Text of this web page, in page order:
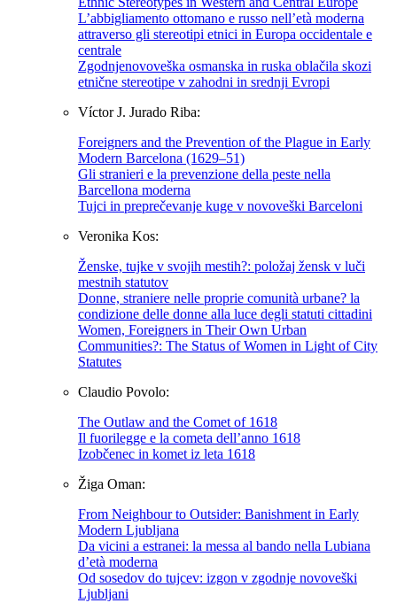
L’abbigliamento ottomano e russo nell’età moderna
attraverso gli stereotipi etnici in Europa occidentale e
centrale
Zgodnjenovoveška osmanska in ruska oblačila skozi
etnične stereotipe v zahodni in srednji Evropi
Víctor J. Jurado Riba:
Foreigners and the Prevention of the Plague in Early
Modern Barcelona (1629–51)
Gli stranieri e la prevenzione della peste nella
Barcellona moderna
Tujci in preprečevanje kuge v novoveški Barceloni
Veronika Kos:
Ženske, tujke v svojih mestih?: položaj žensk v luči
mestnih statutov
Donne, straniere nelle proprie comunità urbane? la
condizione delle donne alla luce degli statuti cittadini
Women, Foreigners in Their Own Urban
Communities?: The Status of Women in Light of City
Statutes
Claudio Povolo:
The Outlaw and the Comet of 1618
Il fuorilegge e la cometa dell’anno 1618
Izobčenec in komet iz leta 1618
Žiga Oman:
From Neighbour to Outsider: Banishment in Early
Modern Ljubljana
Da vicini a estranei: la messa al bando nella Lubiana
d’età moderna
Od sosedov do tujcev: izgon v zgodnje novoveški
Ljubljani